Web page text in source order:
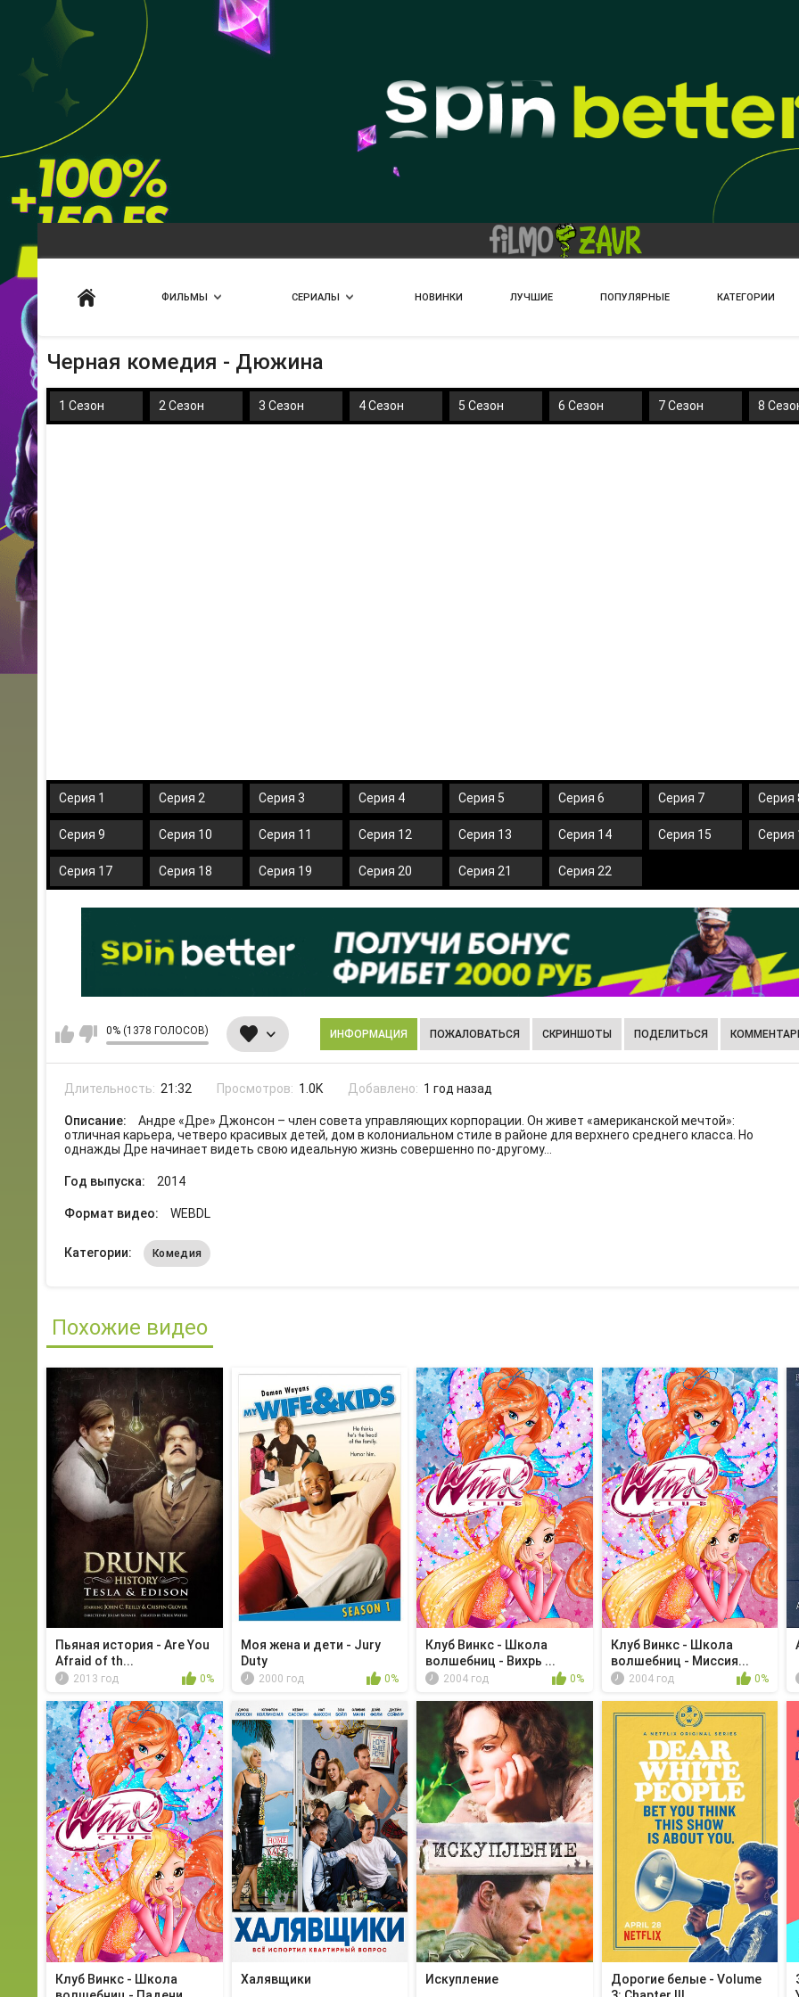
ФИЛЬМЫ СЕРИАЛЫ НОВИНКИ ЛУЧШИЕ ПОПУЛЯРНЫЕ КАТЕГОРИИ
Черная комедия - Дюжина
1 Сезон 2 Сезон 3 Сезон 4 Сезон 5 Сезон 6 Сезон 7 Сезон 8
Серия 1 Серия 2 Серия 3 Серия 4 Серия 5 Серия 6 Серия 7 Серия
Серия 9 Серия 10 Серия 11 Серия 12 Серия 13 Серия 14 Серия 15 Серия
Серия 17 Серия 18 Серия 19 Серия 20 Серия 21 Серия 22
0% (1378 ГОЛОСОВ) ИНФОРМАЦИЯ ПОЖАЛОВАТЬСЯ СКРИНШОТЫ ПОДЕЛИТЬСЯ
Длительность: 21:32 Просмотров: 1.0K Добавлено: 1 год назад
Описание:
Андре «Дре» Джонсон – член совета управляющих корпорации. Он живет «американской мечтой»:
отличная карьера, четверо красивых детей, дом в колониальном стиле в районе для верхнего среднего класса. Но
однажды Дре начинает видеть свою идеальную жизнь совершенно по-другому…
Год выпуска: 2014
Формат видео: WEBDL
Категории: Комедия
Похожие видео
Пьяная история - Are You
Afraid of th...
2013 год 0%
Моя жена и дети - Jury
Duty
2000 год 0%
Клуб Винкс - Школа
волшебниц - Вихрь ...
2004 год 0%
Клуб Винкс - Школа
волшебниц - Миссия...
2004 год 0%
Клуб Винкс - Школа
Халявщики Искупление
Дорогие белые - Volume